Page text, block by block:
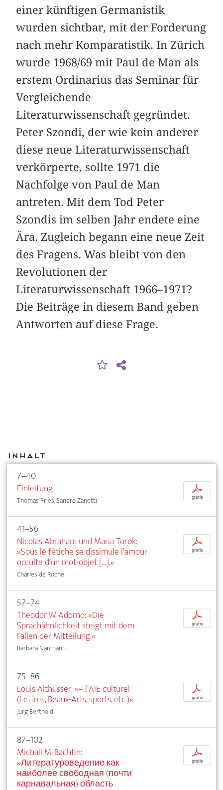
einer künftigen Germanistik
wurden sichtbar, mit der Forderung
nach mehr Komparatistik. In Zürich
wurde 1968/69 mit Paul de Man als
erstem Ordinarius das Seminar für
Vergleichende
Literaturwissenschaft gegründet.
Peter Szondi, der wie kein anderer
diese neue Literaturwissenschaft
verkörperte, sollte 1971 die
Nachfolge von Paul de Man
antreten. Mit dem Tod Peter
Szondis im selben Jahr endete eine
Ära. Zugleich begann eine neue Zeit
des Fragens. Was bleibt von den
Revolutionen der
Literaturwissenschaft 1966–1971?
Die Beiträge in diesem Band geben
Antworten auf diese Frage.
Inhalt
7–40
Einleitung
Thomas Fries, Sandro Zanetti
p
gratis
41–56
Nicolas Abraham und Maria Torok:
»Sous le fétiche se dissimule l’amour
occulte d’un mot-objet […].«
Charles de Roche
p
gratis
57–74
Theodor W. Adorno: »Die
Sprachähnlichkeit steigt mit dem
Fallen der Mitteilung.«
Barbara Naumann
p
gratis
75–86
Louis Althusser: »– l’AIE culturel
(Lettres, Beaux-Arts, sports, etc.)«
Jürg Berthold
p
gratis
87–102
Michail M. Bachtin:
»Литературоведение как
наиболее свободная (почти
карнавальная) область
p
gratis